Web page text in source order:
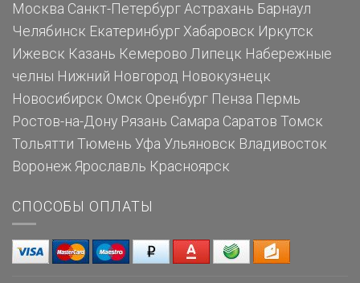
Москва Санкт-Петербург Астрахань Барнаул
Челябинск Екатеринбург Хабаровск Иркутск
Ижевск Казань Кемерово Липецк Набережные
челны Нижний Новгород Новокузнецк
Новосибирск Омск Оренбург Пенза Пермь
Ростов-на-Дону Рязань Самара Саратов Томск
Тольятти Тюмень Уфа Ульяновск Владивосток
Воронеж Ярославль Красноярск
СПОСОБЫ ОПЛАТЫ